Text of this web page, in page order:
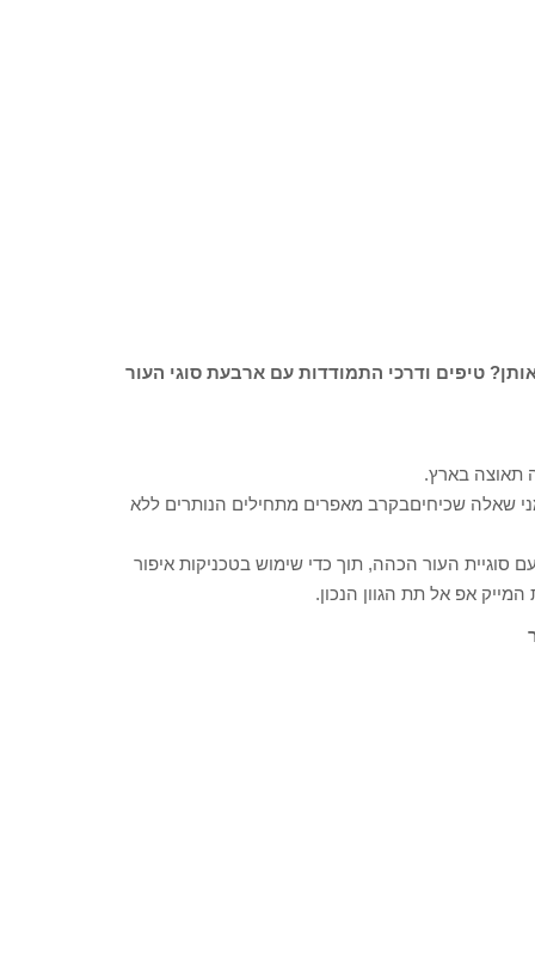
טיפים ודרכי התמודדות עם ארבעת סוגי העור
תאוצה בארץ.
שאלה שכיחיםבקרב מאפרים מתחילים הנותרים ללא
סוגיית העור הכהה, תוך כדי שימוש בטכניקות איפור
אפ אל תת הגוון הנכון.